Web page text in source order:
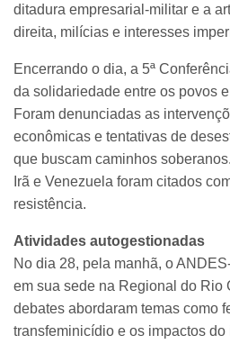
ditadura empresarial-militar e a
direita, milícias e interesses
Encerrando o dia, a 5ª
da solidariedade entre os povos
Foram denunciadas as
econômicas e tentativas de
que buscam caminhos
Irã e Venezuela foram citados
resistência.
Atividades autogestionadas
No dia 28, pela manhã, o
em sua sede na Regional do Rio
debates abordaram temas como
transfeminicídio e os impactos